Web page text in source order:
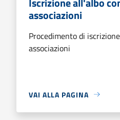
associazioni
Procedimento di
associazioni
VAI ALLA PAGINA